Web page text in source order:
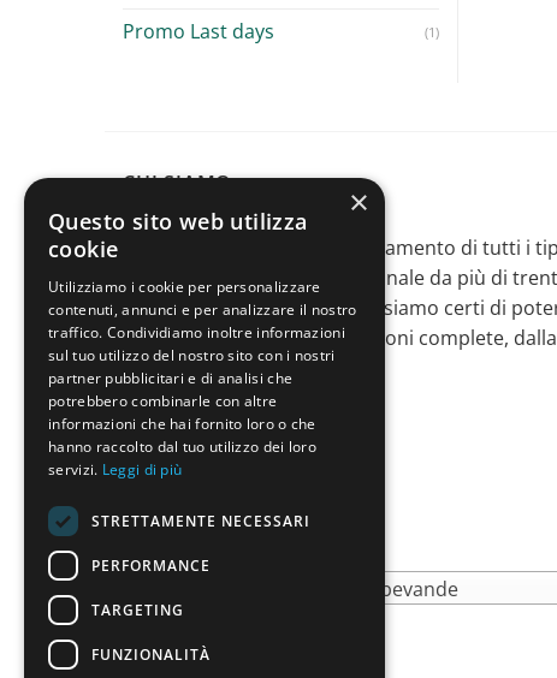
Promo Last days (1)
CHI SIAMO
Siamo specializzati nell’arredamento di tutti i
operiamo sul territorio nazionale da più di
esperienza e professionalità siamo certi di
esigenza, proponendo soluzioni complete,
montaggio.
CATEGORIE PRODOTTO
Granitori / Distributori di bevande
×
Questo sito web utilizza
cookie
Utilizziamo i cookie per personalizzare
contenuti, annunci e per analizzare il nostro
traffico. Condividiamo inoltre informazioni
sul tuo utilizzo del nostro sito con i nostri
partner pubblicitari e di analisi che
potrebbero combinarle con altre
informazioni che hai fornito loro o che
hanno raccolto dal tuo utilizzo dei loro
servizi. Leggi di più
STRETTAMENTE NECESSARI
PERFORMANCE
TARGETING
FUNZIONALITÀ